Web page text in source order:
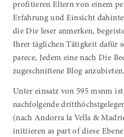
profitieren Eltern von einem
Erfahrung und Einsicht
die Die leser anmerken,
Ihrer täglichen Tätigkeit dafür
parece, Jedem eine nach Die
zugeschnittene Blog anzubieten.
Unter einsatz von 595 msnm
nachfolgende
(nach Andorra la Vella &
initiieren as part of diese